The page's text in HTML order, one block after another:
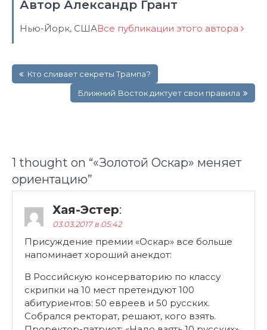
Автор Александр Грант
Нью-Йорк, СШАВсе публикации этого автора
по Кто сливает секреты Трампа?
Ближний Восток диктует свои правила
1 thought on “«Золотой Оскар» меняет
ориентацию”
Хая-Эстер:
03.03.2017 в 05:42
Присуждение премии «Оскар» все больше
напоминает хороший анекдот:
В Российскую консерваторию по классу
скрипки на 10 мест претендуют 100
абитуриентов: 50 евреев и 50 русских.
Собрался ректорат, решают, кого взять.